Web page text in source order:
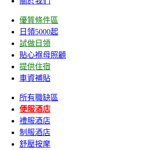
優質條件區
日領5000起
試做日領
貼心褓母照顧
提供住宿
車資補貼
所有職缺區
便服酒店
禮服酒店
制服酒店
舒壓按摩